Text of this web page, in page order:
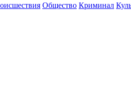
Общество Криминал